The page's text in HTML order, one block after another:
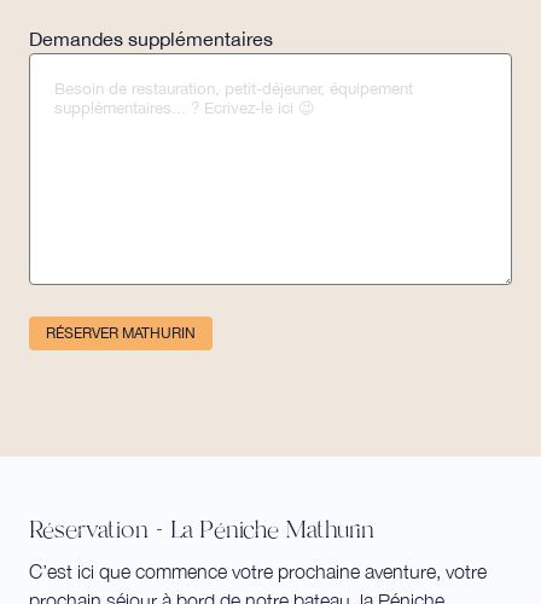
Demandes supplémentaires
RÉSERVER MATHURIN
Réservation - La Péniche Mathurin
C’est ici que commence votre prochaine aventure, votre